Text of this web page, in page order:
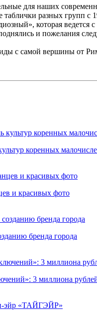
для наших
таблички разных групп
которая ведется
и пожелания
с самой вершины от
коренных
и красивых фото
бренда города
3 миллиона